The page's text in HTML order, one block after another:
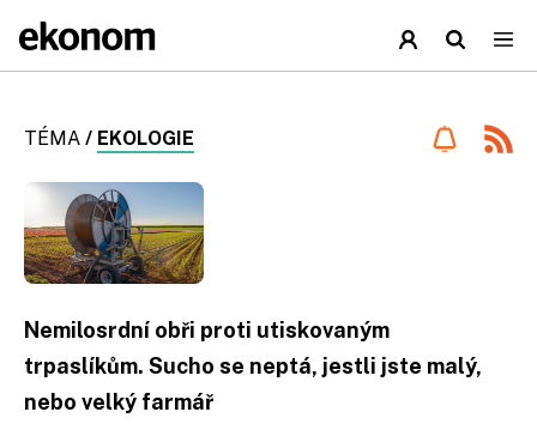
TÉMA / EKOLOGIE
Nemilosrdní obři proti utiskovaným
trpaslíkům. Sucho se neptá, jestli jste malý,
nebo velký farmář